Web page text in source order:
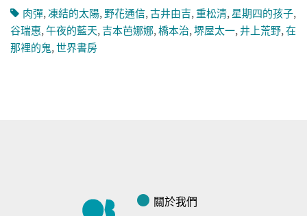
肉彈,凍結的太陽,野花通信,古井由吉,重松清,星期四的孩子,
谷瑞惠,午夜的藍天,吉本芭娜娜,橋本治,堺屋太一,井上荒野,在
那裡的鬼,世界書房
關於我們